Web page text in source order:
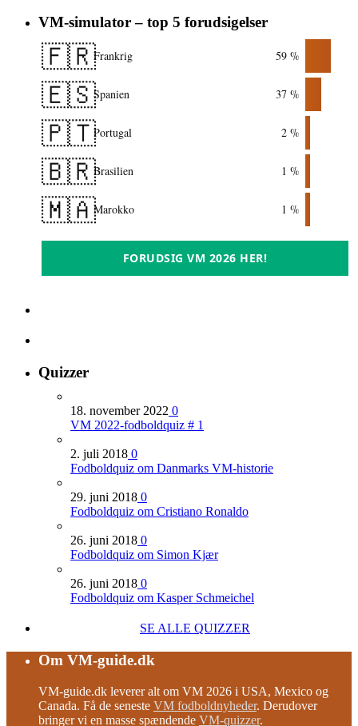
VM-simulator – top 5 forudsigelser
🇫🇷Frankrig 59 %
🇪🇸Spanien 37 %
🇵🇹Portugal 2 %
🇧🇷Brasilien 1 %
🇲🇦Marokko 1 %
FORUDSIG VM 2026 HER!
Quizzer
18. november 2022 0
VM 2022-fodboldquiz # 1
2. juli 2018 0
Fodboldquiz om Danmarks VM-historie
29. juni 2018 0
Fodboldquiz om Cristiano Ronaldo
26. juni 2018 0
Fodboldquiz om Simon Kjær
26. juni 2018 0
Fodboldquiz om Kasper Schmeichel
SE ALLE QUIZZER
Om VM-guide.dk
VM-guide.dk leverer alt om VM 2026 i USA, Mexico og
Canada. Få de seneste VM fodboldnyheder. Derudover
bringer vi en masse spændende VM-quizzer.